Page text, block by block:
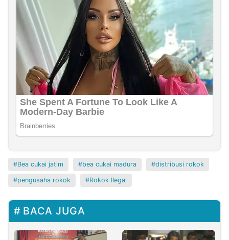
Bea cukai jatim bea cukai madura distribusi rokok
pengusaha rokok Rokok Ilegal
BACA JUGA